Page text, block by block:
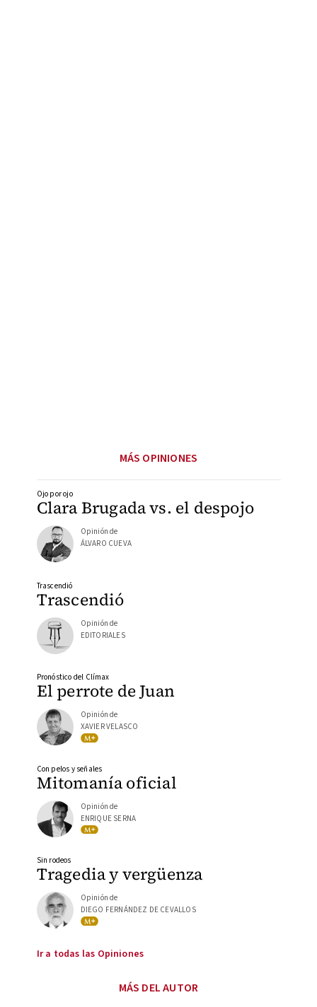
MÁS OPINIONES
Clara Brugada vs. el despojo
Ojo por ojo
Opinión de
ÁLVARO CUEVA
Trascendió
Trascendió
Opinión de
EDITORIALES
El perrote de Juan
Pronóstico del Clímax
Opinión de
XAVIER VELASCO
Mitomanía oficial
Con pelos y señales
Opinión de
ENRIQUE SERNA
Tragedia y vergüenza
Sin rodeos
Opinión de
DIEGO FERNÁNDEZ DE CEVALLOS
Ir a todas las Opiniones
MÁS DEL AUTOR